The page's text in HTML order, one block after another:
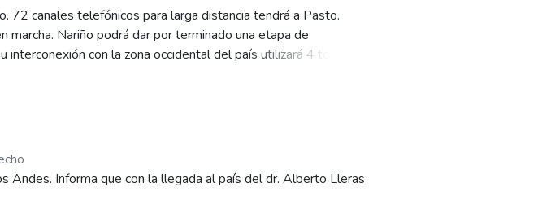
72 canales telefónicos para larga distancia tendrá a Pasto.
Nariño podrá dar por terminado una etapa de
con la zona occidental del país utilizará 4 torres
Andes. Informa que con la llegada al país del dr. Alberto Lleras